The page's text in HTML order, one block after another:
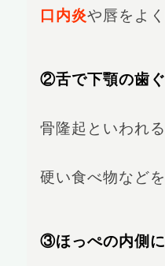
口内炎や唇をよ
②舌で下顎の歯ぐ
骨隆起といわれ
硬い食べ物など
③ほっぺの内側に